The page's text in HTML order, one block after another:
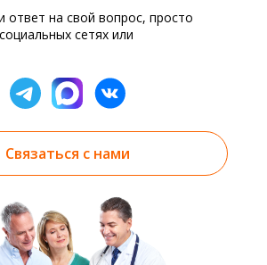
ответ на свой вопрос, просто
сетях или
Связаться с нами